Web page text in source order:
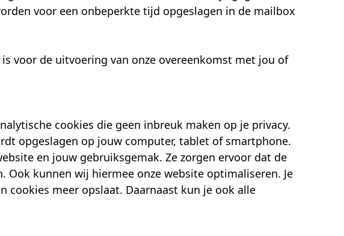
voor een onbeperkte tijd opgeslagen in de mailbox
voor de uitvoering van onze overeenkomst met jou of
cookies die geen inbreuk maken op je privacy.
opgeslagen op jouw computer, tablet of smartphone.
en jouw gebruiksgemak. Ze zorgen ervoor dat de
kunnen wij hiermee onze website optimaliseren. Je
cookies meer opslaat. Daarnaast kun je ook alle